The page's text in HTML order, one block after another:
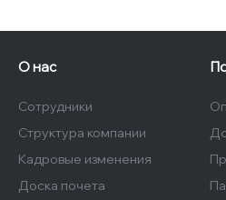
О нас
Сотрудники
Структура компании
Кадровые изменения
Доска почета